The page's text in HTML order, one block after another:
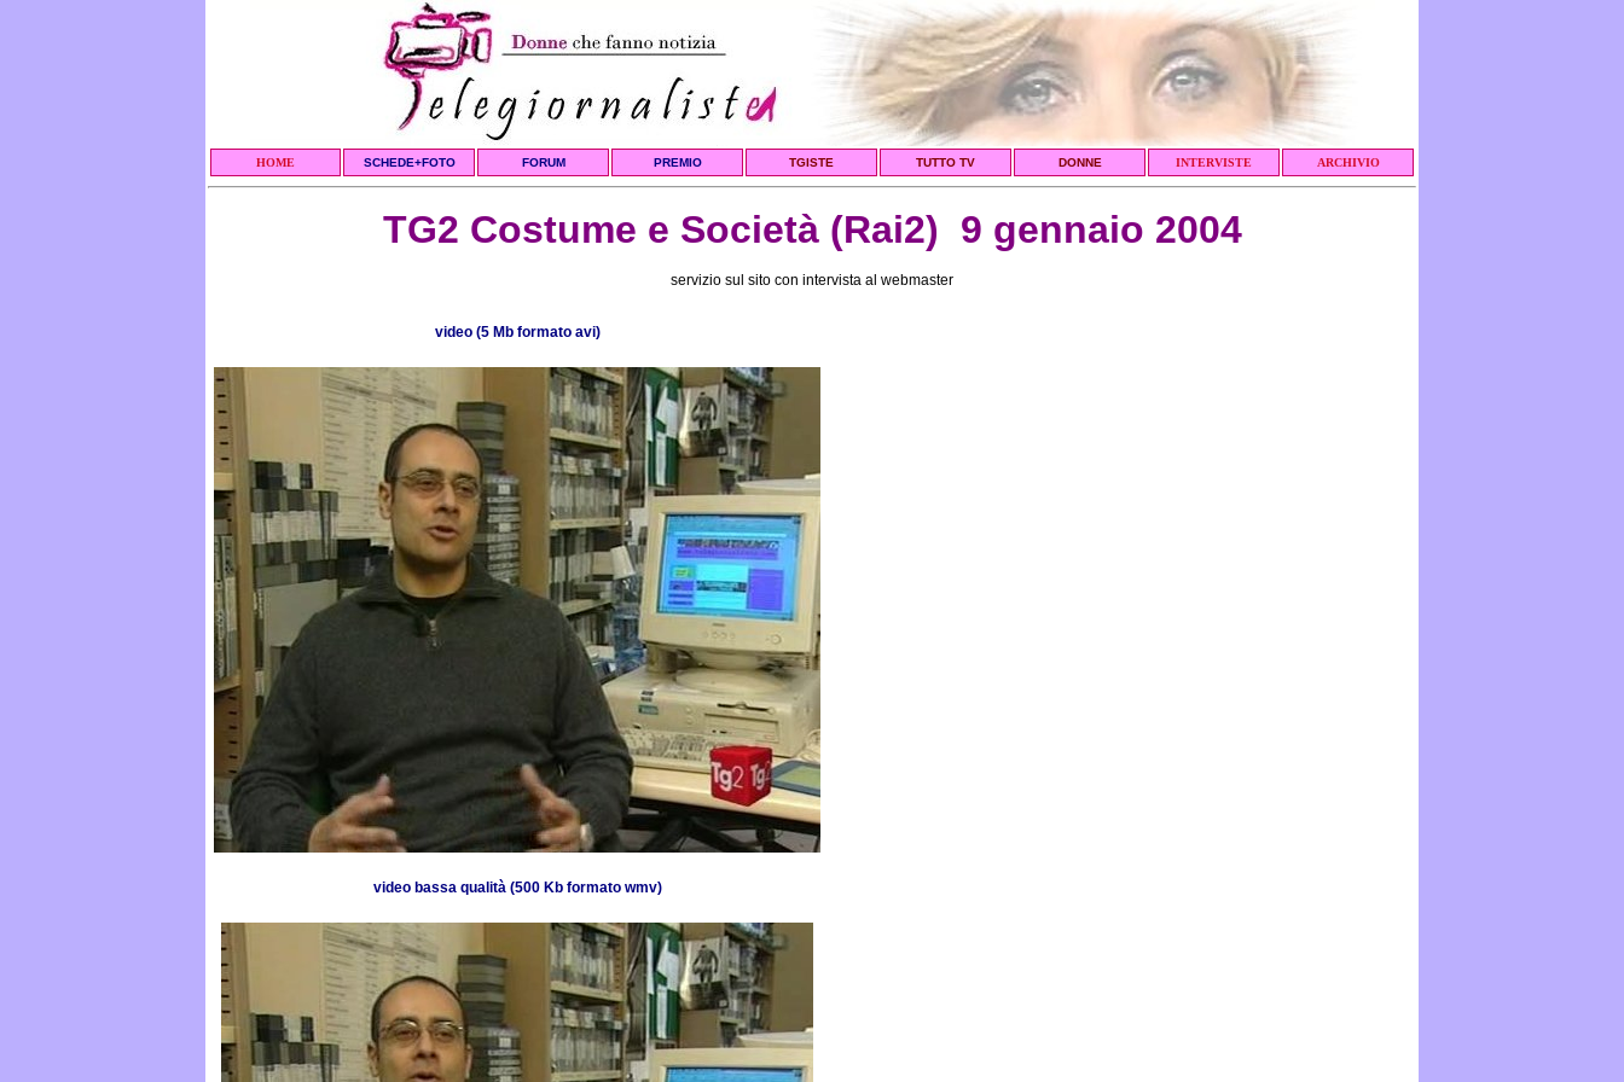
HOME SCHEDE+FOTO FORUM PREMIO TGISTE TUTTO TV DONNE INTERVISTE ARCHIVIO
TG2 Costume e Società (Rai2) 9 gennaio 2004
servizio sul sito con intervista al webmaster
video (5 Mb formato avi)
video bassa qualità (500 Kb formato wmv)